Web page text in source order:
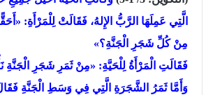
الَّتِي عَمِلَهَا الرَّبُّ الإِلهُ، فَقَالَتْ لِلْمَرْأَةِ:
مِنْ كُلِّ شَجَرِ الْجَنَّةِ؟»
فَقَالَتِ الْمَرْأَةُ لِلْحَيَّةِ: «مِنْ ثَمَرِ شَجَرِ الْجَنَّةِ
وَأَمَّا ثَمَرُ الشَّجَرَةِ الَّتِي فِي وَسَطِ الْجَنَّةِ